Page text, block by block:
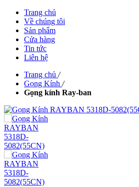
Trang chủ
Về chúng tôi
Sản phẩm
Cửa hàng
Tin tức
Liên hệ
Trang chủ /
Gọng Kính /
Gọng kính Ray-ban